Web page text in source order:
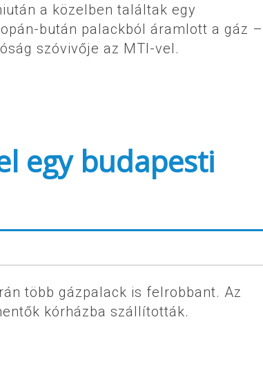
a közelben találtak egy
bután palackból áramlott a gáz –
szóvivője az MTI-vel.
egy budapesti
több gázpalack is felrobbant. Az
kórházba szállították.